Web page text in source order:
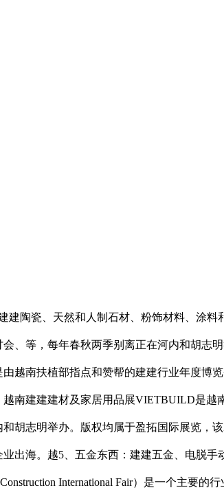
瓷、天然和人制石材、粉饰材料、涂料
、等，每年春秋两季别离正在河内和胡志
越南扶植部指点和赞帮的建建行业年度博
南建建建材及家居用品展VIETBUILD是
胡志明举办。版权均属于盈拓国际展览，
出海。越5、五金东西：建建五金、电脱
International Fair）是一个主要